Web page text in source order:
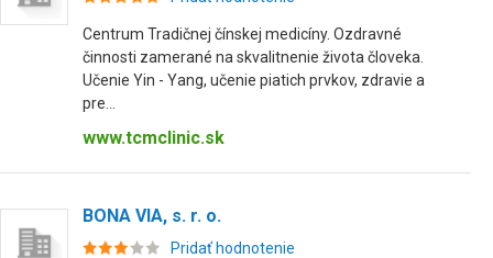
Centrum Tradičnej čínskej medicíny. Ozdravné
činnosti zamerané na skvalitnenie života človeka.
Učenie Yin - Yang, učenie piatich prvkov, zdravie a
pre...
www.tcmclinic.sk
BONA VIA, s. r. o.
Pridať hodnotenie